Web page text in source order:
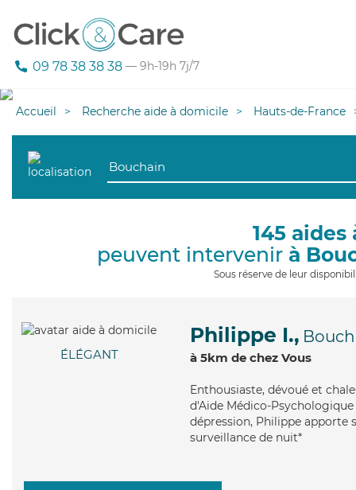
09 78 38 38 38 — 9h-19h 7j/7
Accueil Recherche aide à domicile Hauts-de-France
145
peuvent intervenir à
Sous réserve de leur
ÉLÉGANT
Philippe I.,
à 5km de chez Vous
Enthousiaste, dévoué et
d'Aide Médico-
dépression, Philippe apporte
surveillance de nuit*